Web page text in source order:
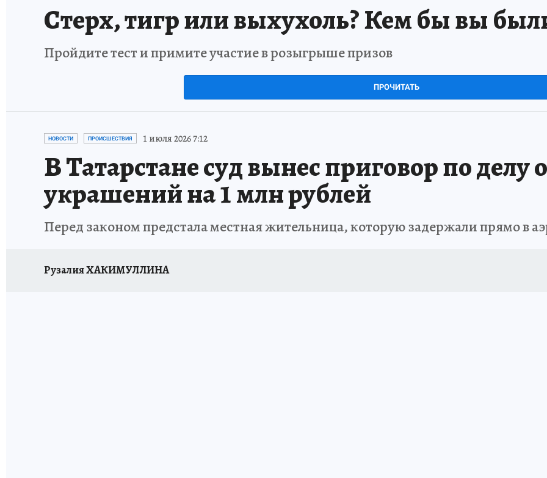
Стерх, тигр или выхухоль? Кем бы вы
Пройдите тест и примите участие в розыгрыше призов
ПРОЧИТАТЬ
НОВОСТИ ПРОИСШЕСТВИЯ 1 июля 2026 7:12
В Татарстане суд вынес приговор по делу
украшений на 1 млн рублей
Перед законом предстала местная жительница, которую задержали прямо в
Рузалия ХАКИМУЛЛИНА